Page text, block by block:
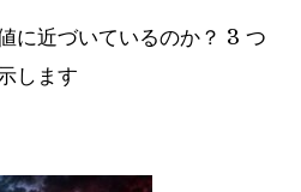
に近づいているのか？ 3 つ
します